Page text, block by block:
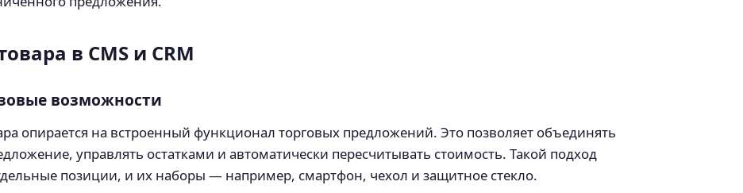
в CMS и CRM
возможности
опирается на встроенный функционал торговых предложений. Это позволяет объединять
управлять остатками и автоматически пересчитывать стоимость. Такой подход
позиции, и их наборы — например, смартфон, чехол и защитное стекло.